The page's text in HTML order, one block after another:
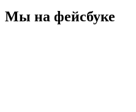
Мы на фейсбуке